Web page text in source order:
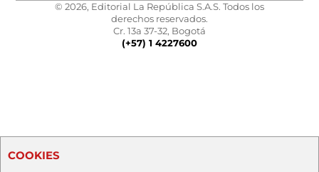
© 2026, Editorial La República S.A.S. Todos los
derechos reservados.
Cr. 13a 37-32, Bogotá
(+57) 1 4227600
COOKIES